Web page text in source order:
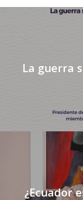
La guerra
¿Ecuador